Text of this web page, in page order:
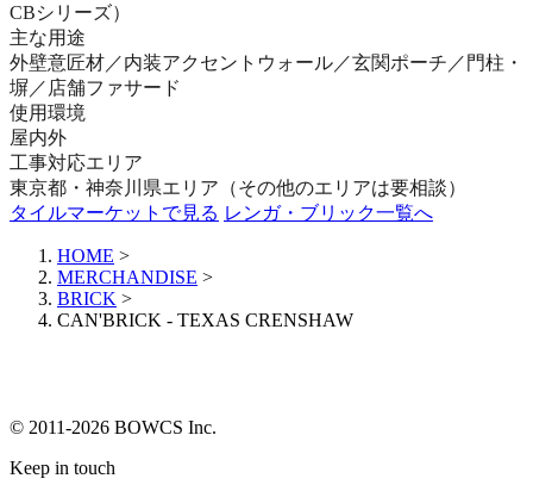
CBシリーズ）
主な用途
外壁意匠材／内装アクセントウォール／玄関ポーチ／門柱・
塀／店舗ファサード
使用環境
屋内外
工事対応エリア
東京都・神奈川県エリア（その他のエリアは要相談）
タイルマーケットで見る レンガ・ブリック一覧へ
HOME >
MERCHANDISE >
BRICK >
CAN'BRICK - TEXAS CRENSHAW
© 2011-2026 BOWCS Inc.
Keep in touch